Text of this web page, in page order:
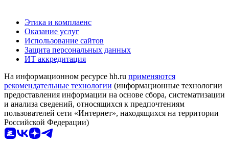
Этика и комплаенс
Оказание услуг
Использование сайтов
Защита персональных данных
ИТ аккредитация
На информационном ресурсе hh.ru применяются
рекомендательные технологии (информационные технологии
предоставления информации на основе сбора, систематизации
и анализа сведений, относящихся к предпочтениям
пользователей сети «Интернет», находящихся на территории
Российской Федерации)